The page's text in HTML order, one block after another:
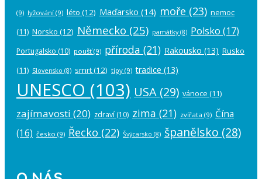
(9) lyžování (9) léto (12) Maďarsko (14) moře (23) nemoc
(11) Norsko (12) Německo (25) památky(8) Polsko (17)
Portugalsko (10) poušť(9) příroda (21) Rakousko (13) Rusko
(11) Slovensko (8) smrt(12) tipy (9) tradice (13)
UNESCO (103) USA (29) vánoce (11)
zajímavosti (20) zdraví (10) zima (21) zvířata (9) Čína
(16) česko (9) Řecko (22) Švýcarsko (8) španělsko (28)